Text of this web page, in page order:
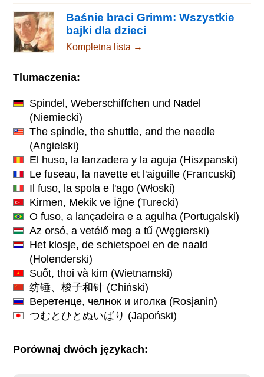
Baśnie braci Grimm: Wszystkie
bajki dla dzieci
Kompletna lista →
Tlumaczenia:
Spindel, Weberschiffchen und Nadel
(Niemiecki)
The spindle, the shuttle, and the needle
(Angielski)
El huso, la lanzadera y la aguja (Hiszpanski)
Le fuseau, la navette et l'aiguille (Francuski)
Il fuso, la spola e l'ago (Włoski)
Kirmen, Mekik ve İğne (Turecki)
O fuso, a lançadeira e a agulha (Portugalski)
Az orsó, a vetélő meg a tű (Węgierski)
Het klosje, de schietspoel en de naald
(Holenderski)
Suốt, thoi và kim (Wietnamski)
纺锤、梭子和针 (Chiński)
Веретенце, челнок и иголка (Rosjanin)
つむとひとぬいばり (Japoński)
Porównaj dwóch językach: